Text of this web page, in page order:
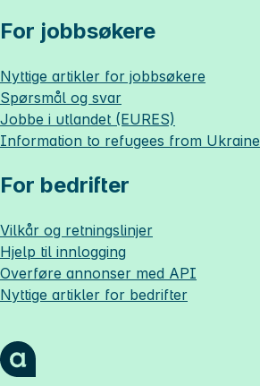
For jobbsøkere
Nyttige artikler for jobbsøkere
Spørsmål og svar
Jobbe i utlandet (EURES)
Information to refugees from Ukraine
For bedrifter
Vilkår og retningslinjer
Hjelp til innlogging
Overføre annonser med API
Nyttige artikler for bedrifter